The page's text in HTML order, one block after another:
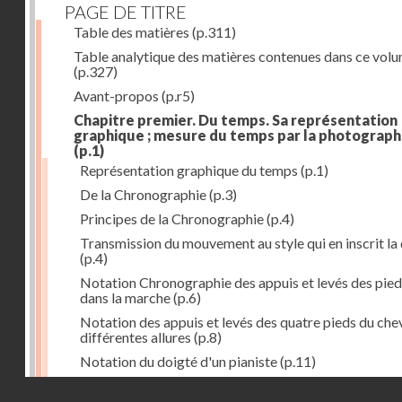
PAGE DE TITRE
Table des matières (p.311)
Table analytique des matières contenues dans ce
(p.327)
Avant-propos (p.r5)
Chapitre premier. Du temps. Sa représentation
graphique ; mesure du temps par la
(p.1)
Représentation graphique du temps (p.1)
De la Chronographie(p.3)
Principes de la Chronographie(p.4)
Transmission du mouvement au style qui en inscrit la
(p.4)
Notation Chronographie des appuis et levés des
dans la marche(p.6)
Notation des appuis et levés des quatre pieds du
différentes allures (p.8)
Notation du doigté d'un pianiste(p.11)